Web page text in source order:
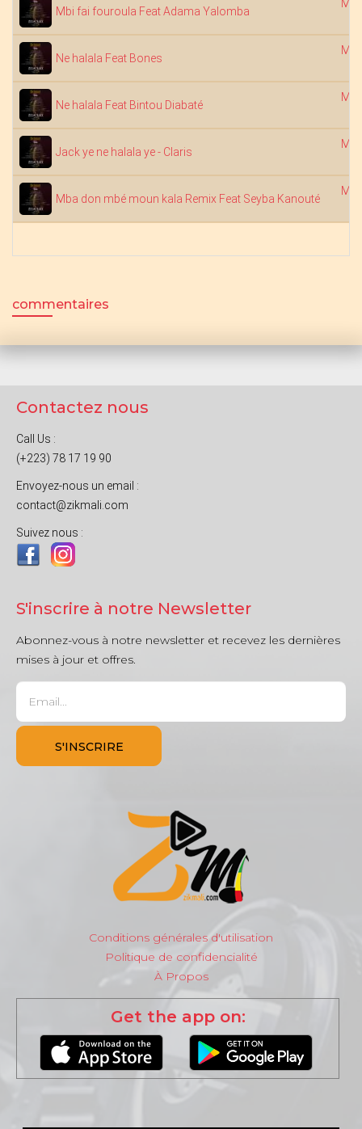
Mbi fai fouroula Feat Adama Yalomba
Ne halala Feat Bones
Ne halala Feat Bintou Diabaté
Jack ye ne halala ye - Claris
Mba don mbé moun kala Remix Feat Seyba Kanouté
commentaires
Contactez nous
Call Us :
(+223) 78 17 19 90
Envoyez-nous un email :
contact@zikmali.com
Suivez nous :
S'inscrire à notre Newsletter
Abonnez-vous à notre newsletter et recevez les dernières
mises à jour et offres.
Conditions générales d'utilisation
Politique de confidencialité
À Propos
Get the app on: